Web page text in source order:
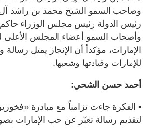
وصاحب السمو الشيخ محمد بن راشد آل
رئيس الدولة رئيس مجلس الوزراء حاكم
وأصحاب السمو أعضاء المجلس الأعلى
الإمارات، مؤكداً أن الإنجاز يمثل رسالة
للإمارات وقيادتها وشعبها.
أحمد حسن الشحي:
• الفكرة جاءت تزامناً مع مبادرة
لتقديم رسالة تعبّر عن حب الإمارات